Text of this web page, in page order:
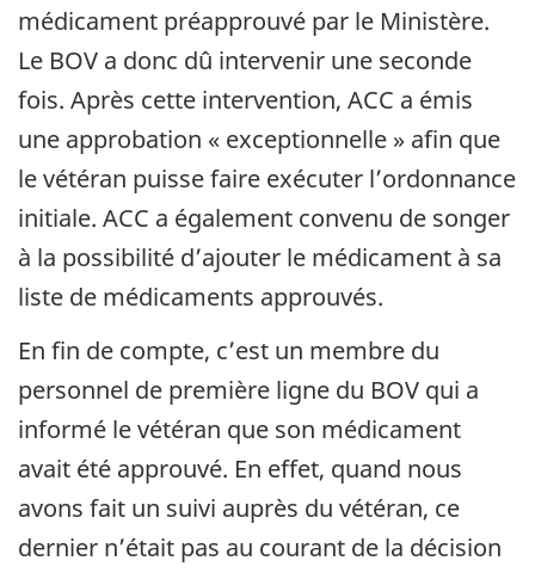
médicament préapprouvé par le Ministère.
Le BOV a donc dû intervenir une seconde
fois. Après cette intervention, ACC a émis
une approbation « exceptionnelle » afin que
le vétéran puisse faire exécuter l’ordonnance
initiale. ACC a également convenu de songer
à la possibilité d’ajouter le médicament à sa
liste de médicaments approuvés.
En fin de compte, c’est un membre du
personnel de première ligne du BOV qui a
informé le vétéran que son médicament
avait été approuvé. En effet, quand nous
avons fait un suivi auprès du vétéran, ce
dernier n’était pas au courant de la décision